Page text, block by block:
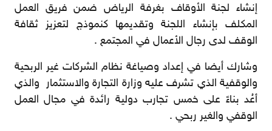
إنشاء لجنة الأوقاف بغرفة الرياض ضمن فريق العمل
المكلف بإنشاء اللجنة وتقديمها كنموذج لتعزيز ثقافة
الوقف لدى رجال الأعمال في المجتمع .
وشارك أيضا في إعداد وصياغة نظام الشركات غير الربحية
والوقفية الذي تشرف عليه وزارة التجارة والاستثمار والذي
أعُد بناءً على خمس تجارب دولية رائدة في مجال العمل
الوقفي والغير ربحي .